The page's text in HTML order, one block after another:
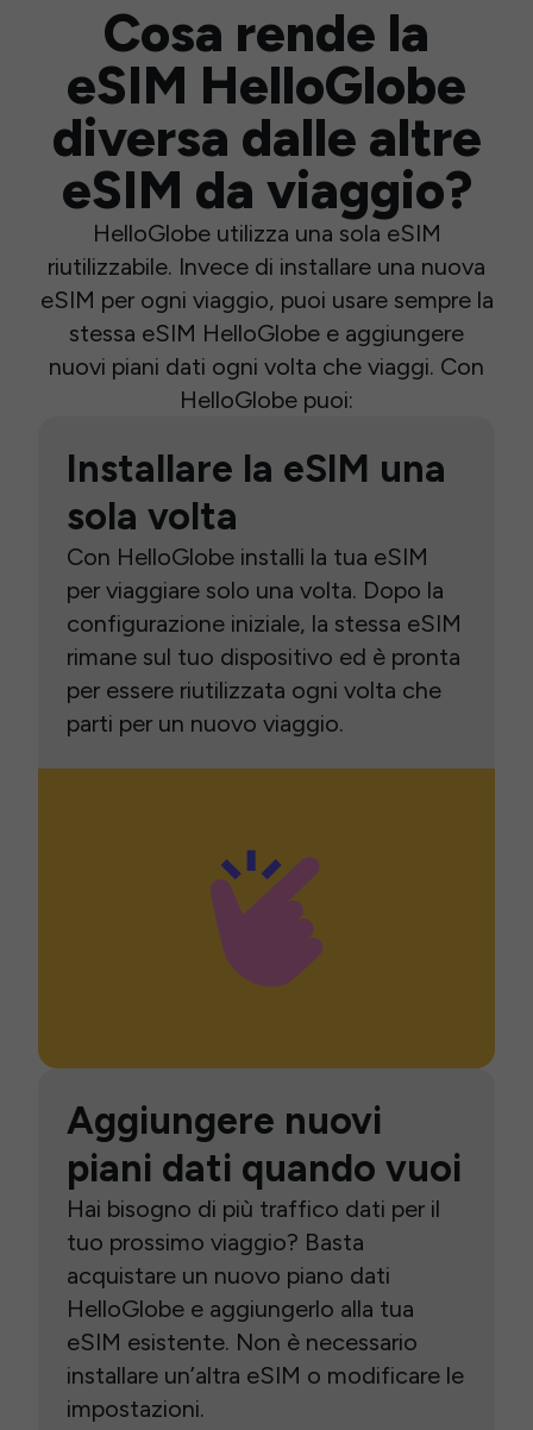
Cosa rende la
eSIM HelloGlobe
diversa dalle altre
eSIM da viaggio?
HelloGlobe utilizza una sola eSIM
riutilizzabile. Invece di installare una nuova
eSIM per ogni viaggio, puoi usare sempre la
stessa eSIM HelloGlobe e aggiungere
nuovi piani dati ogni volta che viaggi. Con
HelloGlobe puoi:
Installare la eSIM una
sola volta
Con HelloGlobe installi la tua eSIM
per viaggiare solo una volta. Dopo la
configurazione iniziale, la stessa eSIM
rimane sul tuo dispositivo ed è pronta
per essere riutilizzata ogni volta che
parti per un nuovo viaggio.
Aggiungere nuovi
piani dati quando vuoi
Hai bisogno di più traffico dati per il
tuo prossimo viaggio? Basta
acquistare un nuovo piano dati
HelloGlobe e aggiungerlo alla tua
eSIM esistente. Non è necessario
installare un’altra eSIM o modificare le
impostazioni.